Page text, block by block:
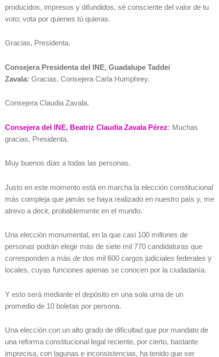
producidos, impresos y difundidos, sé consciente del valor de tu
voto; vota por quienes tú quieras.
Gracias, Presidenta.
Consejera Presidenta del INE, Guadalupe Taddei
Zavala: Gracias, Consejera Carla Humphrey.
Consejera Claudia Zavala.
Consejera del INE, Beatriz Claudia Zavala Pérez: Muchas
gracias, Presidenta.
Muy buenos días a todas las personas.
Justo en este momento está en marcha la elección constitucional
más compleja que jamás se haya realizado en nuestro país y, me
atrevo a decir, probablemente en el mundo.
Una elección monumental, en la que casi 100 millones de
personas podrán elegir más de siete mil 770 candidaturas que
corresponden a más de dos mil 600 cargos judiciales federales y
locales, cuyas funciones apenas se conocen por la ciudadanía.
Y esto será mediante el depósito en una sola urna de un
promedio de 10 boletas por persona.
Una elección con un alto grado de dificultad que por mandato de
una reforma constitucional legal reciente, por cierto, bastante
imprecisa, con lagunas e inconsistencias, ha tenido que ser